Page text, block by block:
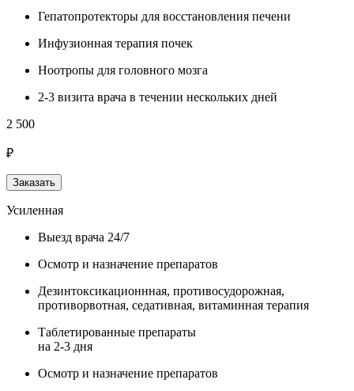
Гепатопротекторы для восстановления печени
Инфузионная терапия почек
Ноотропы для головного мозга
2-3 визита врача в течении нескольких дней
2 500
₽
Заказать
Усиленная
Выезд врача 24/7
Осмотр и назначение препаратов
Дезинтоксикационнная, противосудорожная,
противорвотная, седативная, витаминная терапия
Таблетированные препараты
на 2-3 дня
Осмотр и назначение препаратов